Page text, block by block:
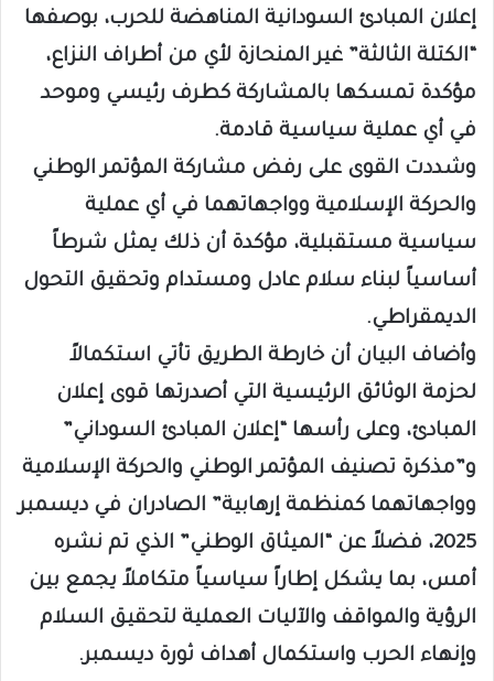
إعلان المبادئ السودانية المناهضة للحرب، بوصفها
“الكتلة الثالثة” غير المنحازة لأي من أطراف النزاع،
مؤكدة تمسكها بالمشاركة كطرف رئيسي وموحد
في أي عملية سياسية قادمة.
وشددت القوى على رفض مشاركة المؤتمر الوطني
والحركة الإسلامية وواجهاتهما في أي عملية
سياسية مستقبلية، مؤكدة أن ذلك يمثل شرطاً
أساسياً لبناء سلام عادل ومستدام وتحقيق التحول
الديمقراطي.
وأضاف البيان أن خارطة الطريق تأتي استكمالاً
لحزمة الوثائق الرئيسية التي أصدرتها قوى إعلان
المبادئ، وعلى رأسها “إعلان المبادئ السوداني”
و”مذكرة تصنيف المؤتمر الوطني والحركة الإسلامية
وواجهاتهما كمنظمة إرهابية” الصادران في ديسمبر
2025، فضلاً عن “الميثاق الوطني” الذي تم نشره
أمس، بما يشكل إطاراً سياسياً متكاملاً يجمع بين
الرؤية والمواقف والآليات العملية لتحقيق السلام
وإنهاء الحرب واستكمال أهداف ثورة ديسمبر.